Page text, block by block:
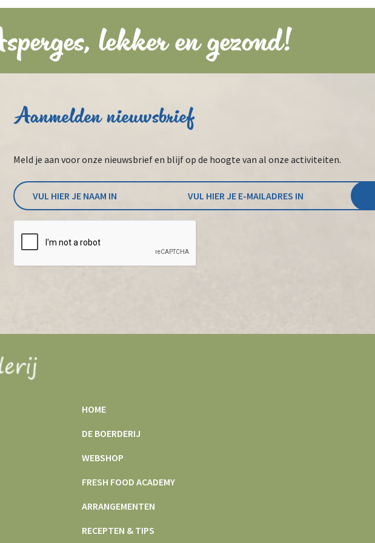
lekker en gezond!
Aanmelden nieuwsbrief
Meld je aan voor onze nieuwsbrief en blijf op de hoogte van al onze activiteiten.
HOME
DE BOERDERIJ
WEBSHOP
FRESH FOOD ACADEMY
ARRANGEMENTEN
RECEPTEN & TIPS